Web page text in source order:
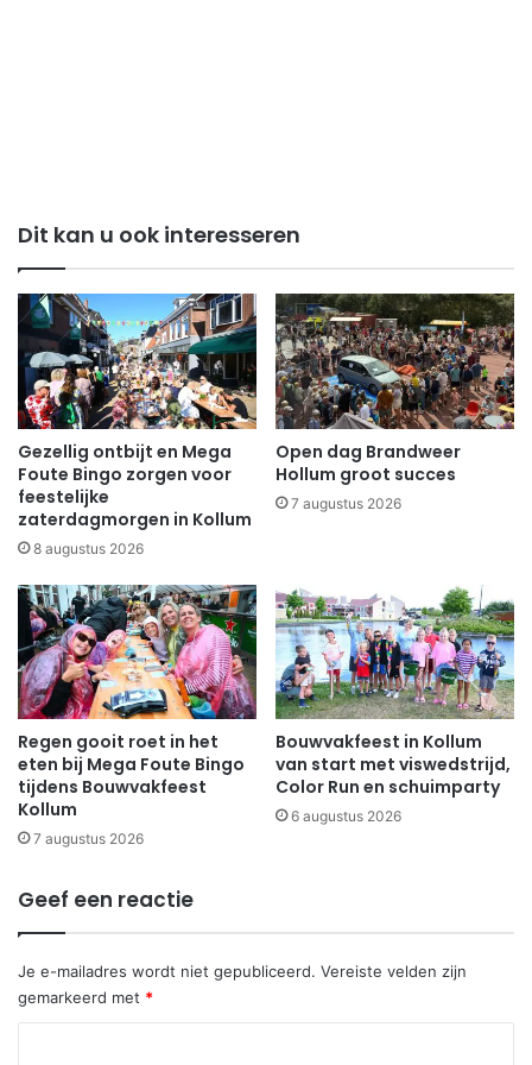
Dit kan u ook interesseren
Gezellig ontbijt en Mega
Foute Bingo zorgen voor
feestelijke
zaterdagmorgen in Kollum
8 augustus 2026
Open dag Brandweer
Hollum groot succes
7 augustus 2026
Regen gooit roet in het
eten bij Mega Foute Bingo
tijdens Bouwvakfeest
Kollum
7 augustus 2026
Bouwvakfeest in Kollum
van start met viswedstrijd,
Color Run en schuimparty
6 augustus 2026
Geef een reactie
Je e-mailadres wordt niet gepubliceerd. Vereiste velden zijn
gemarkeerd met *